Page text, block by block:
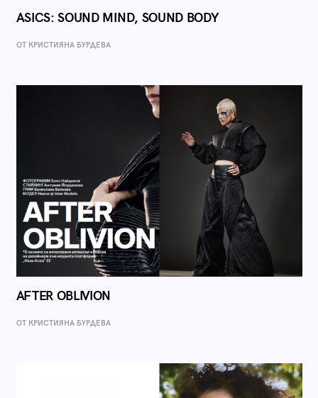
ASICS: SOUND MIND, SOUND BODY
ОТ КРИСТИЯНА БУРДЕВА
AFTER OBLIVION
ОТ КРИСТИЯНА БУРДЕВА